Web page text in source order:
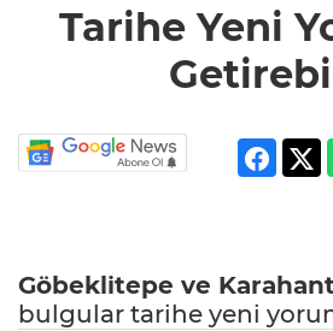
Getirebilir
Tarihe Yeni
Göbeklitepe ve
bulgular tarihe yeni